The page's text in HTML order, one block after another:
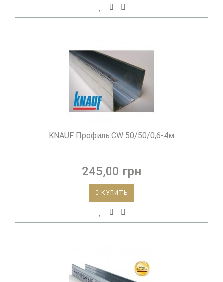
KNAUF Профиль CW 50/50/0,6-4м
245,00 грн
КУПИТЬ